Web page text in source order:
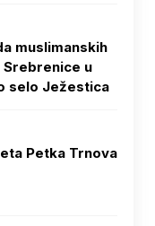
muslimanskih
u
selo Јežestica
Petka Trnova